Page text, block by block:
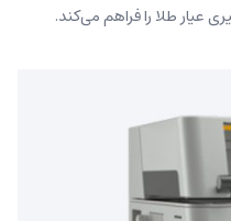
عیار طلا را فراهم می‌کند.